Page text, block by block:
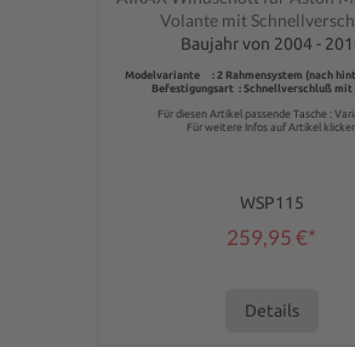
Volante mit
Baujahr von 2004 -
Modelvariante : 2 Rahmensystem (nach
Befestigungsart : Schnellverschluß mit
Für diesen Artikel passende Tasche :
Für weitere Infos auf Artikel
WSP115
259,95 €*
Details